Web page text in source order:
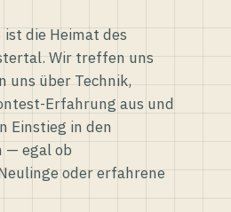
die Heimat des
Wir treffen uns
uns über Technik,
Erfahrung aus und
Einstieg in den
— egal ob
oder erfahrene